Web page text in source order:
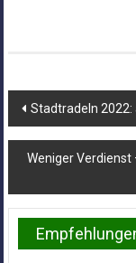
Stadtradeln 2022:
Weniger Verdienst